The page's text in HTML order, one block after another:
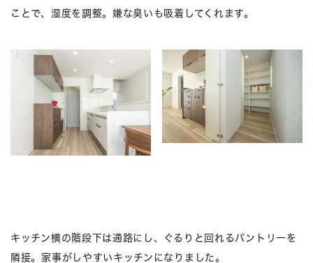
ことで、湿度を調整。嫌な臭いも吸着してくれます。
キッチン横の階段下は通路にし、ぐるりと回れるパントリーを
隣接。家事がしやすいキッチンになりました。